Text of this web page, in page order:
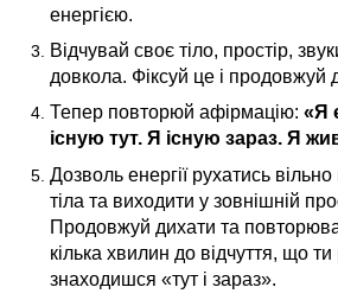
енергією.
Відчувай своє тіло, простір,
довкола. Фіксуй це і продовжуй
Тепер повторюй афірмацію: «Я
існую тут. Я існую зараз. Я
Дозволь енергії рухатись
тіла та виходити у зовнішній
Продовжуй дихати та
кілька хвилин до відчуття, що
знаходишся «тут і зараз».